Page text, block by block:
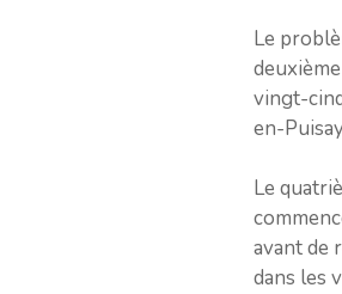
Le
vingt-
en-
Le
avant de
dans les